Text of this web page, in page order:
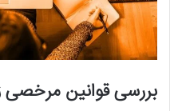
بررسی قوانین مرخصی